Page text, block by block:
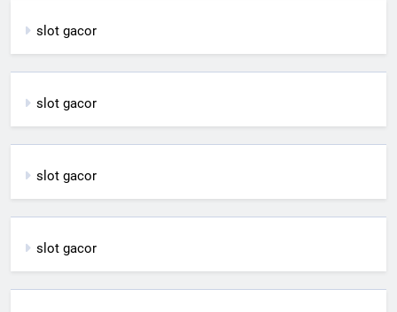
slot gacor
slot gacor
slot gacor
slot gacor